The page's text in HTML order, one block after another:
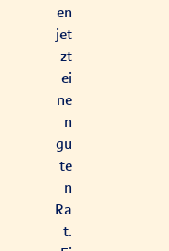
en
jet
zt
ei
ne
n
gu
te
n
Ra
t.